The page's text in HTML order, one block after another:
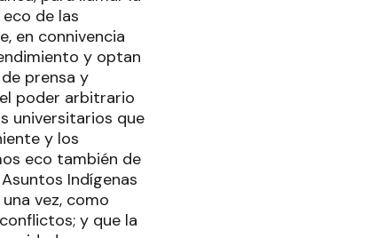
de las
en connivencia
y optan
prensa y
poder arbitrario
universitarios que
y los
eco también de
Indígenas
vez, como
y que la